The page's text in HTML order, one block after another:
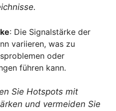
: Die Signalstärke der
variieren, was zu
oder
führen kann.
Sie Hotspots mit
und vermeiden Sie